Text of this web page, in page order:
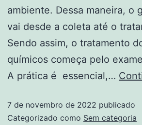
ambiente. Dessa maneira, o
vai desde a coleta até o
Sendo assim, o tratamento
químicos começa pelo
A prática é essencial,…
7 de novembro de 2022 publicado
Categorizado como Sem categoria